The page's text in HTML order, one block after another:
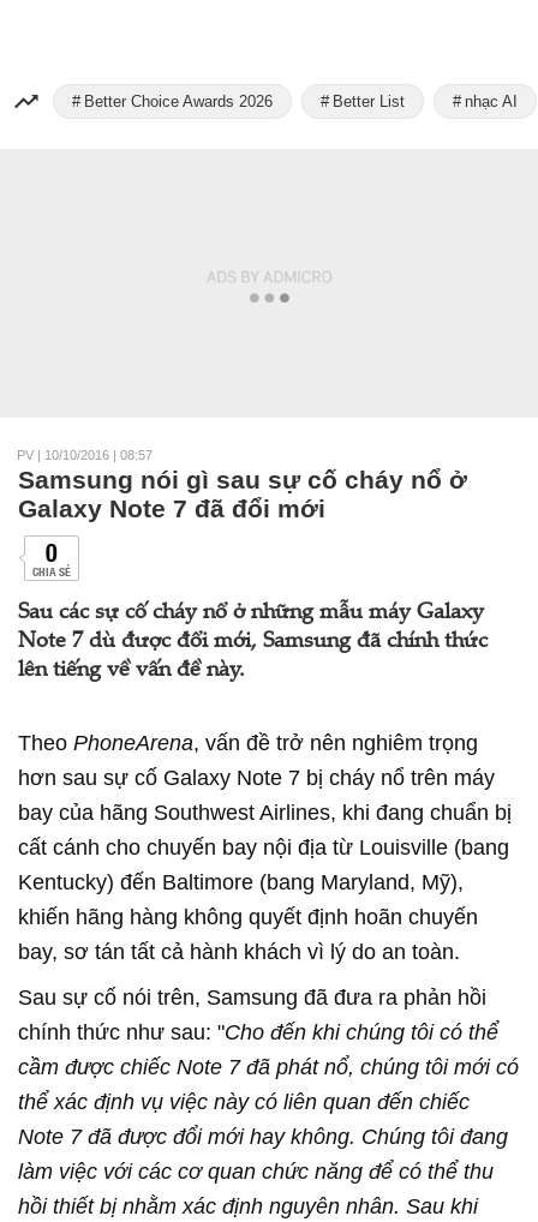
Better Choice Awards 2026 Better List nhạc AI
PV | 10/10/2016 | 08:57
Samsung nói gì sau sự cố cháy nổ ở
Galaxy Note 7 đã đổi mới
0
CHIA SẺ
Sau các sự cố cháy nổ ở những mẫu máy Galaxy
Note 7 dù được đổi mới, Samsung đã chính thức
lên tiếng về vấn đề này.
Theo PhoneArena, vấn đề trở nên nghiêm trọng
hơn sau sự cố Galaxy Note 7 bị cháy nổ trên máy
bay của hãng Southwest Airlines, khi đang chuẩn bị
cất cánh cho chuyến bay nội địa từ Louisville (bang
Kentucky) đến Baltimore (bang Maryland, Mỹ),
khiến hãng hàng không quyết định hoãn chuyến
bay, sơ tán tất cả hành khách vì lý do an toàn.
Sau sự cố nói trên, Samsung đã đưa ra phản hồi
chính thức như sau: "Cho đến khi chúng tôi có thể
cầm được chiếc Note 7 đã phát nổ, chúng tôi mới có
thể xác định vụ việc này có liên quan đến chiếc
Note 7 đã được đổi mới hay không. Chúng tôi đang
làm việc với các cơ quan chức năng để có thể thu
hồi thiết bị nhằm xác định nguyên nhân. Sau khi